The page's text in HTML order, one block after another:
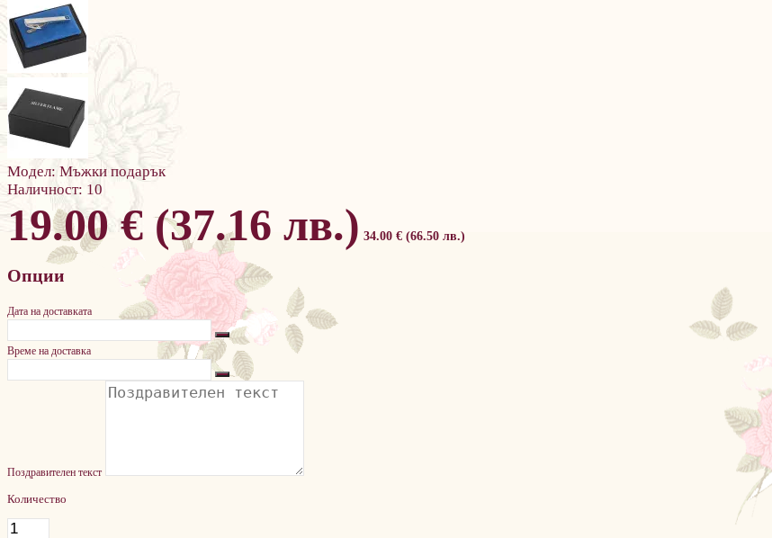
Модел: Мъжки подарък
Наличност: 10
19.00 € (37.16 лв.) 34.00 € (66.50 лв.)
Опции
Дата на доставката
Време на доставка
Поздравителен текст
Количество